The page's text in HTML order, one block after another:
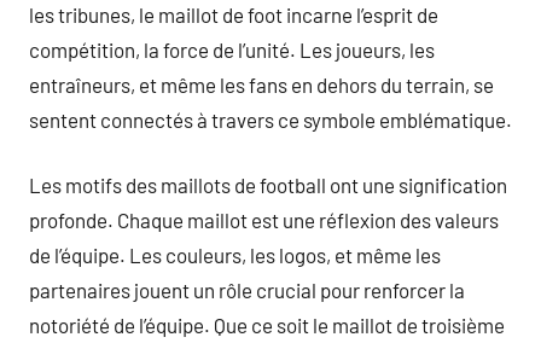
les tribunes, le maillot de foot incarne l’esprit de
compétition, la force de l’unité. Les joueurs, les
entraîneurs, et même les fans en dehors du terrain, se
sentent connectés à travers ce symbole emblématique.
Les motifs des maillots de football ont une signification
profonde. Chaque maillot est une réflexion des valeurs
de l’équipe. Les couleurs, les logos, et même les
partenaires jouent un rôle crucial pour renforcer la
notoriété de l’équipe. Que ce soit le maillot de troisième